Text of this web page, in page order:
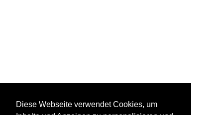
Diese Webseite verwendet Cookies, um